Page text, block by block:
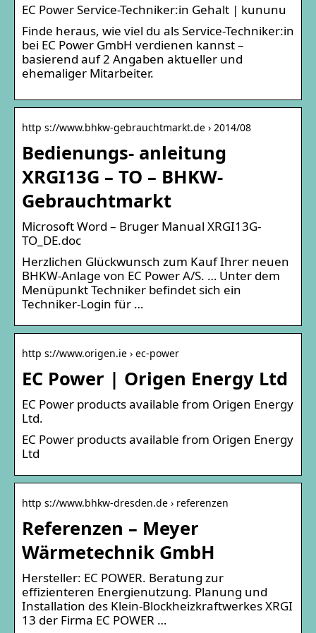
EC Power Service-Techniker:in Gehalt | kununu
Finde heraus, wie viel du als Service-Techniker:in
bei EC Power GmbH verdienen kannst –
basierend auf 2 Angaben aktueller und
ehemaliger Mitarbeiter.
http s://www.bhkw-gebrauchtmarkt.de › 2014/08
Bedienungs- anleitung
XRGI13G – TO – BHKW-
Gebrauchtmarkt
Microsoft Word – Bruger Manual XRGI13G-
TO_DE.doc
Herzlichen Glückwunsch zum Kauf Ihrer neuen
BHKW-Anlage von EC Power A/S. … Unter dem
Menüpunkt Techniker befindet sich ein
Techniker-Login für …
http s://www.origen.ie › ec-power
EC Power | Origen Energy Ltd
EC Power products available from Origen Energy
Ltd.
EC Power products available from Origen Energy
Ltd
http s://www.bhkw-dresden.de › referenzen
Referenzen – Meyer
Wärmetechnik GmbH
Hersteller: EC POWER. Beratung zur
effizienteren Energienutzung. Planung und
Installation des Klein-Blockheizkraftwerkes XRGI
13 der Firma EC POWER …